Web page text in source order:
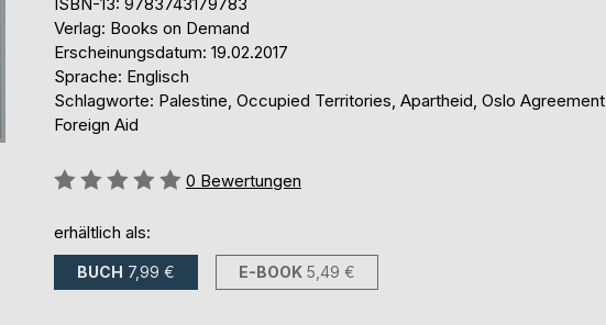
Verlag: Books on Demand
Erscheinungsdatum: 19.02.2017
Sprache: Englisch
Schlagworte: Palestine, Occupied Territories, Apartheid, Oslo Agreement,
Foreign Aid
Bewertung::
0 Bewertungen
erhältlich als:
BUCH 7,99 € E-BOOK 5,49 €